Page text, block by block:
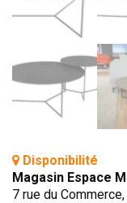
TAPIS
MIROIRS
PETITS
AMÉNAGEMENTS
AGENCEMENTS
Disponibilité
Magasin Espace
7 rue du